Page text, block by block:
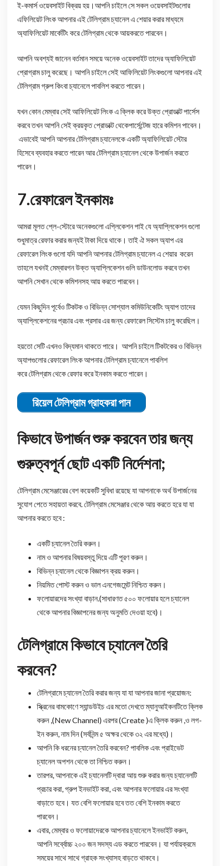
ই-কমার্স ওয়েবসাইট বিক্রয় হয়।আপনি চাইলে সে সকল ওয়েবসাইটগুলোর
এফিলিয়েট লিংক আপনার এই টেলিগ্রাম চ্যানেল এ শেয়ার করার মাধ্যমে
অ্যাফিলিয়েট মার্কেটিং করে টেলিগ্রাম থেকে আয়করতে পারবেন।
আপনি অবশ্যই জানেন বর্তমান সময়ে অনেক ওয়েবসাইট তাদের অ্যাফিলিয়েট
প্রোগ্রাম চালু করেছে। আপনি চাইলে সেই আফিলিয়েট লিংকগুলো আপনার এই
টেলিগ্রাম গ্রুপ কিংবা চ্যানেলে পাবলিশ করতে পারেন।
যখন কোন মেম্বার সেই আফিলিয়েট লিংক এ ক্লিক করে উক্ত প্রোডাক্ট পার্সেস
করবে তখন আপনি সেই ক্রয়কৃত প্রোডাক্ট থেকেপার্সেন্টেজ হারে কমিশন পাবেন।
এভাবেই আপনি আপনার টেলিগ্রাম চ্যানেলকে একটি অ্যাফিলিয়েট স্টোর
হিসেবে ব্যবহার করতে পারেন আর টেলিগ্রাম চ্যানেল থেকে উপার্জন করতে
পারেন।
7.রেফারেল ইনকামঃ
আমরা মূলত প্লে-স্টোরে অনেকগুলো এপ্লিকেশন পাই যে অ্যাপ্লিকেশন গুলো
শুধুমাত্র রেফার করার জন্যই টাকা দিয়ে থাকে। তাই ঐ সকল অ্যাপ এর
রেফারেল লিংক গুলো যদি আপনি আপনার টেলিগ্রাম চ্যানেল এ শেয়ার করেন
তাহলে যখনই মেম্বারগন উক্ত অ্যাপ্লিকেশন গুলি ডাউনলোড করবে তখন
আপনি সেখান থেকে কমিশনসহ আয় করতে পারবেন।
যেমন কিছুদিন পূর্বেও টিকটক ও বিভিন্ন সোশ্যাল কমিউনিকেটিং অ্যাপ তাদের
অ্যাপ্লিকেশনের প্রচার এবং প্রসার এর জন্য রেফারেল সিস্টেম চালু করেছিল।
হয়তো সেটি এখনও বিদ্যমান থাকতে পারে। আপনি চাইলে টিকটকের ও বিভিন্ন
অ্যাপগুলোর রেফারেল লিংক আপনার টেলিগ্রাম চ্যানেলে পাবলিশ
করে টেলিগ্রাম থেকে রেফার করে ইনকাম করতে পারেন।
রিয়েল টেলিগ্রাম গ্রাহকরা পান
কিভাবে উপার্জন শুরু করবেন তার জন্য
গুরুত্বপূর্ন ছোট একটি নির্দেশনা;
টেলিগ্রাম মেসেঞ্জারের বেশ কয়েকটি সুবিধা রয়েছে যা আপনাকে অর্থ উপার্জনের
সুযোগ পেতে সহায়তা করবে. টেলিগ্রাম মেসেঞ্জার থেকে আয় করতে হরে যা যা
আপনার করতে হবে :
একটি চ্যানেল তৈরি করুন।
নাম ও আপনার বিষয়বস্তু দিয়ে এটি পূরণ করুন।
বিভিন্ন চ্যানেল থেকে বিজ্ঞাপন ক্রয় করুন।
নিয়মিত পোস্ট করুন ও ভাল এনগেজমেন্ট নিশ্চিত করুন।
ফলোয়ারদের সংখ্যা বাড়ান.(সাধারণত ৫০০ ফলোয়ার হলে চ্যানেল
থেকে আপনার বিজ্ঞাপনের জন্য অনুমতি দেওয়া হবে)।
টেলিগ্রামে কিভাবে চ্যানেল তৈরি
করবেন?
টেলিগ্রামে চ্যানেল তৈরি করার জন্য যা যা আপনার জানা প্র‍য়োজন:
স্ক্রিনের বামকোণে স্যান্ডউইচ এর মতো দেখতে ম্যানুআইকনটিতে ক্লিক
করুন ,(New Channel) এরপর (Create )এ ক্লিক করুন ,ও লগ-
ইন করুন, নাম দিন (সর্বনিন্ম ৫ অক্ষর থেকে ৩২ এর মধ্যে)।
আপনি কি ধরনের চ্যানেল তৈরি করবেন? পাবলিক এবং প্রাইভেট
চ্যানেল অপশন থেকে তা নিশ্চিত করুন।
তারপর, আপনাকে এই চ্যানেলটি দ্বারা আয় শুরু করার জন্য চ্যানেলটি
প্রচার করা, গ্রুপ ইনভাইট করা, এবং আপনার ফলোয়ার এর সংখ্যা
বাড়াতে হবে। যত বেশি ফলোয়ার হবে তত বেশি ইনকাম করতে
পারবেন।
এবার, মেম্বার ও ফলোয়াদেরকে আপনার চ্যানেলে ইনভাইট করুন,
আপনি সর্ব্বোচ্চ ২০০ জন সদস্য এড করতে পারবেন। যা পর্যায়ক্রমে
সময়ের সাথে সাথে গ্রাহক সংখ্যাসহ বাড়তে থাকবে।